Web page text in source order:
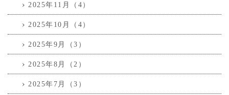
2025年11月（4）
2025年10月（4）
2025年9月（3）
2025年8月（2）
2025年7月（3）